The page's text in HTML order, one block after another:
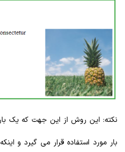
نکته: این روش از این جهت که یک